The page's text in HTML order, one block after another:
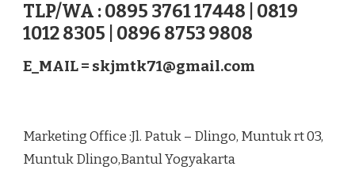
TLP/WA : 0895 3761 17448 | 0819
1012 8305 | 0896 8753 9808
E_MAIL = skjmtk71@gmail.com
Marketing Office :Jl. Patuk – Dlingo, Muntuk rt 03,
Muntuk Dlingo,Bantul Yogyakarta